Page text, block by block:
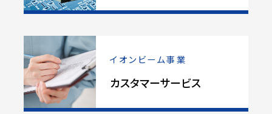
イオンビーム事業
カスタマーサービス